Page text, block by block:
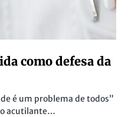
como defesa da
é um problema de todos”
acutilante…